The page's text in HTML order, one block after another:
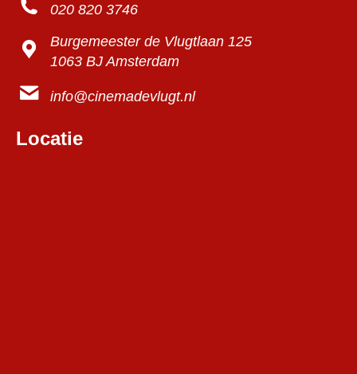
020 820 3746
Burgemeester de Vlugtlaan 125
1063 BJ Amsterdam
info@cinemadevlugt.nl
Locatie